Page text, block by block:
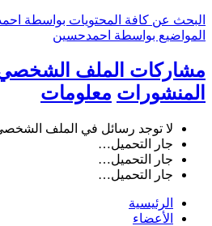
البحث عن كافة المحتويات بواسطة
المواضيع بواسطة احمدحسين
مشاركات الملف
المنشورات معلومات
لا توجد رسائل في الملف
جار التحميل…
جار التحميل…
جار التحميل…
الرئيسية
الأعضاء